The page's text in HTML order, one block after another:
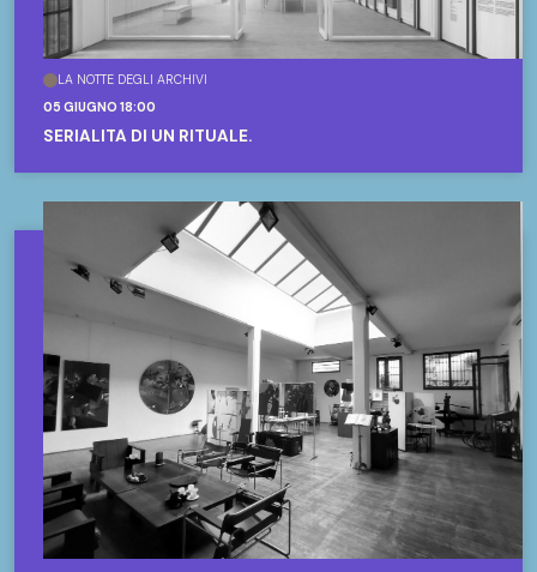
LA NOTTE DEGLI ARCHIVI
05 GIUGNO 18:00
SERIALITÀ DI UN RITUALE.